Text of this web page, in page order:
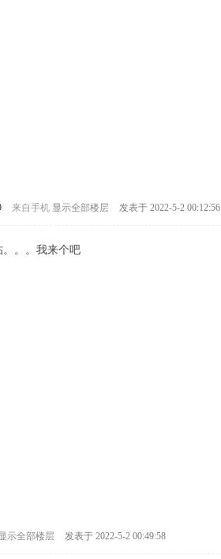
来自手机 显示全部楼层 发表于 2022-5-2 00:12:56
。。。我来个吧
示全部楼层 发表于 2022-5-2 00:49:58